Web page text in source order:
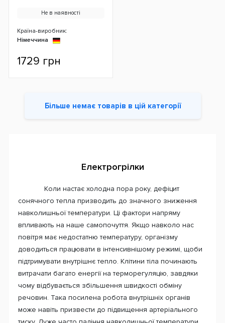
Не в наявності
Країна-виробник:
Німеччина
1729 грн
Більше немає товарів в цій категорії
Електрогрілки
Коли настає холодна пора року, дефіцит
сонячного тепла призводить до значного зниження
навколишньої температури. Ці фактори напряму
впливають на наше самопочуття. Якщо навколо нас
повітря має недостатню температуру, організму
доводиться працювати в інтенсивнішому режимі, щоби
підтримувати внутрішнє тепло. Клітини тіла починають
витрачати багато енергії на терморегуляцію, завдяки
чому відбувається збільшення швидкості обміну
речовин. Така посилена робота внутрішніх органів
може навіть призвести до підвищення артеріального